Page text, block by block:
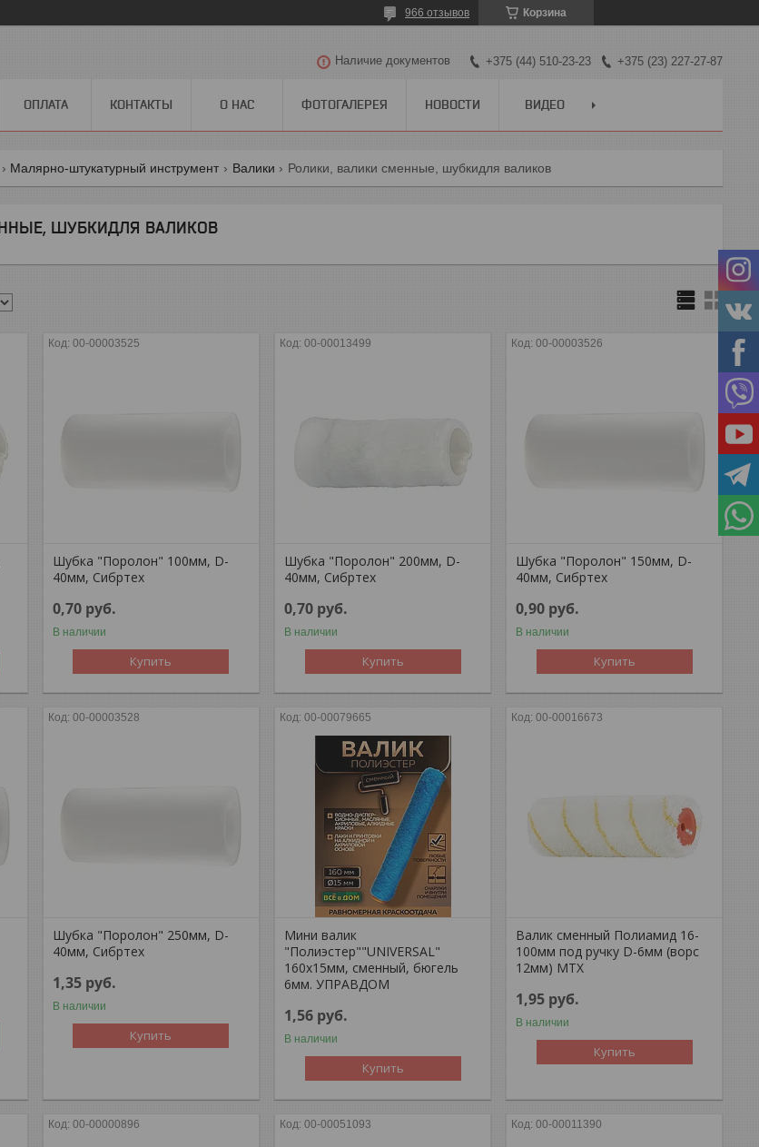
Корзина
966 отзывов
Наличие документов +375 (44) 510-23-23 +375 (23) 227-27-87
ОПЛАТА КОНТАКТЫ О НАС ФОТОГАЛЕРЕЯ НОВОСТИ ВИДЕО
Малярно-штукатурный инструмент Валики Ролики, валики сменные, шубкидля валиков
ШУБКИДЛЯ ВАЛИКОВ
00-00003525
Шубка "Поролон" 100мм, D-
40мм, Сибртех
0,70 руб.
В наличии
Купить
00-00013499
Шубка "Поролон" 200мм, D-
40мм, Сибртех
0,70 руб.
В наличии
Купить
00-00003526
Шубка "Поролон" 150мм, D-
40мм, Сибртех
0,90 руб.
В наличии
Купить
00-00003528
Шубка "Поролон" 250мм, D-
40мм, Сибртех
1,35 руб.
В наличии
Купить
00-00079665
Мини валик
"Полиэстер""UNIVERSAL"
160х15мм, сменный, бюгель
6мм. УПРАВДОМ
1,56 руб.
В наличии
Купить
00-00016673
Валик сменный Полиамид 16-
100мм под ручку D-6мм (ворс
12мм) MTX
1,95 руб.
В наличии
Купить
00-00000896 00-00051093 00-00011390